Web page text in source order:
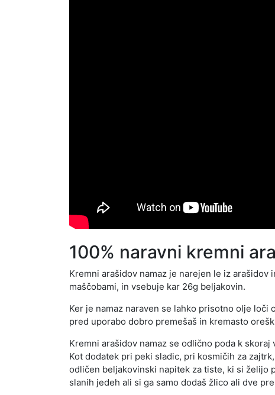
100% naravni kremni
Kremni arašidov namaz je narejen le iz
maščobami, in vsebuje kar 26g beljakovin.
Ker je namaz naraven se lahko prisotno olje loči
pred uporabo dobro premešaš in kremasto
Kremni arašidov namaz se odlično poda k
Kot dodatek pri peki sladic, pri kosmičih za
odličen beljakovinski napitek za tiste, ki si želijo
slanih jedeh ali si ga samo dodaš žlico ali dve